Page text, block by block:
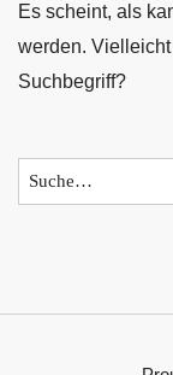
Es scheint, als
werden.
Suchbegriff?